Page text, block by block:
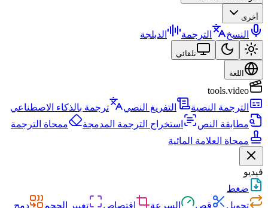
أخرى
النسخ الترجمة الدبلجة
تلقائي
اللغة
tools.video
الترجمة النصية
التفريغ النصي
ترجمة بالذكاء الاصطناعي
مطابقة النص
استخراج الترجمة المدمجة
ممحاة الترجمة
ممحاة العلامة المائية
فيديو
ضغط
تحويل
قص السرعة اقتصاص تغيير الحجم
دمج